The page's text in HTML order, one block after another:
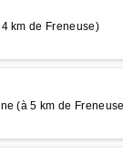
km de Freneuse)
(à 5 km de